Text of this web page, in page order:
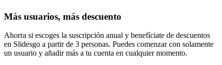
Más usuarios, más descuento
Ahorra si escoges la suscripción anual y benefíciate de descuentos
en Slidesgo a partir de 3 personas. Puedes comenzar con solamente
un usuario y añadir más a tu cuenta en cualquier momento.